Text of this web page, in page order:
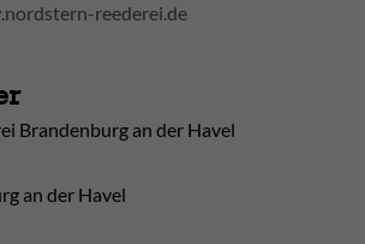
reederei.de
Brandenburg an der Havel
an der Havel